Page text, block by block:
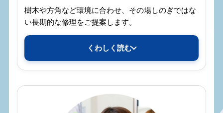
樹木や方角など環境に合わせ、その場しのぎではな
い長期的な修理をご提案します。
くわしく読む